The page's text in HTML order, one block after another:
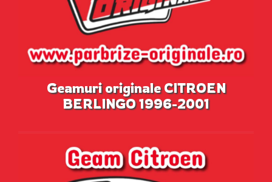
Geamuri originale CITROEN
BERLINGO 1996-2001